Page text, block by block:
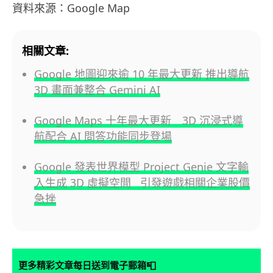
資料來源：Google Map
相關文章:
Google 地圖迎來逾 10 年最大更新 推出導航
3D 畫面兼整合 Gemini AI
Google Maps 十年最大更新 3D 沉浸式導
航配合 AI 問答功能同步登場
Google 發表世界模型 Project Genie 文字輸
入生成 3D 虛擬空間 引發遊戲相關企業股價
急挫
更多精彩文章每日送到電子郵箱📮